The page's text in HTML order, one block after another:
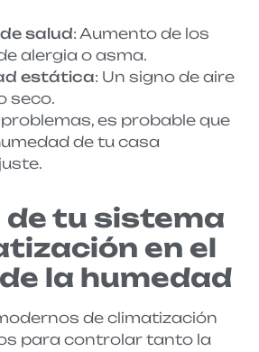
salud: Aumento de los
alergia o asma.
estática: Un signo de aire
seco.
es probable que
de tu casa
de tu sistema
en el
la humedad
de climatización
para controlar tanto la